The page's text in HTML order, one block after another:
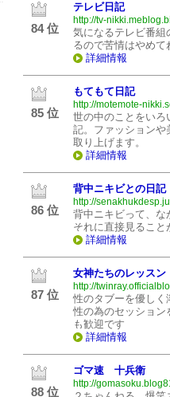
84 位
テレビ日記
http://tv-
気になるテレビ番組
るので苦情はやめて
詳細情報
85 位
もてもて日記
http://motemote-
世の中のことをいろ
記。ファッションや
取り上げます。
詳細情報
86 位
背中ニキビとの日記
http://
背中ニキビって、な
それに直接見るこ
詳細情報
87 位
女神たちのレッスン
http://
性のタブーを優しく
性の為のセッション
も歓迎です
詳細情報
88 位
ゴマ速 十兵衛
http://